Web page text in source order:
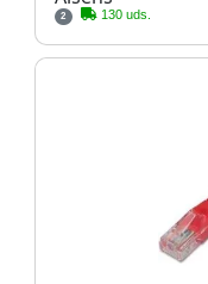
2 130 uds.